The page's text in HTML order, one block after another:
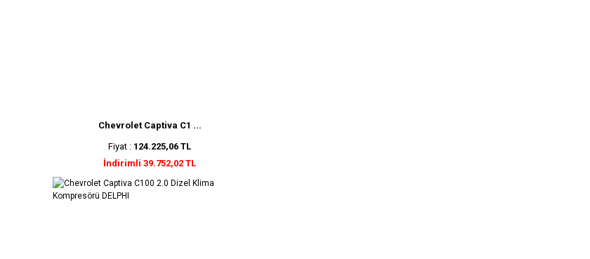
Chevrolet Captiva C1 ...
Fiyat : 124.225,06 TL
İndirimli 39.752,02 TL